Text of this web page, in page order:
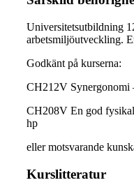
Universitetsutbildning
arbetsmiljöutveckling.
Godkänt på kurserna:
CH212V Synergonomi
CH208V En god
hp
eller motsvarande
Kurslitteratur